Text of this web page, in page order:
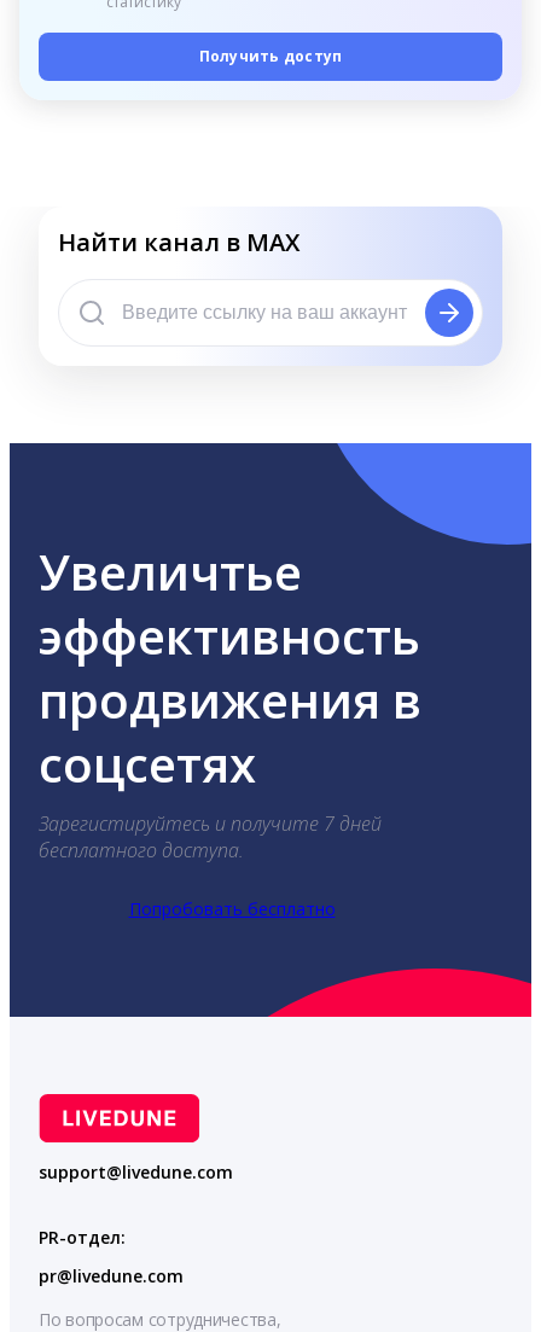
Получить доступ
Найти канал в MAX
Увеличтье
эффективность
продвижения в
соцсетях
Зарегистируйтесь и получите 7 дней
бесплатного доступа.
Попробовать бесплатно
support@livedune.com
PR-отдел:
pr@livedune.com
По вопросам сотрудничества,